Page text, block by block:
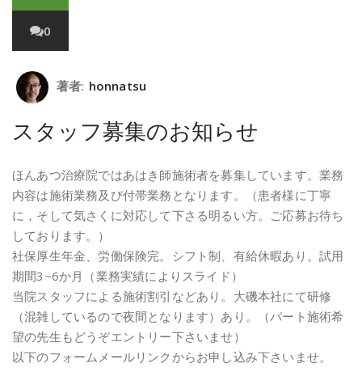
0
著者: honnatsu
スタッフ募集のお知らせ
ほんあつ治療院ではあはき師施術者を募集しています。業務
内容は施術業務及び付帯業務となります。（患者様に丁寧
に，そして気さくに対応して下さる明るい方。ご応募お待ち
しております。）
社保厚生年金、労働保険完。シフト制、有給休暇あり。試用
期間3~6か月（業務実績によりスライド）
当院スタッフによる施術割引などあり。大磯本社にて研修
（混雑しているので夜間となります）あり。（パート施術希
望の先生もどうぞエントリー下さいませ）
以下のフォームメールリンクからお申し込み下さいませ。